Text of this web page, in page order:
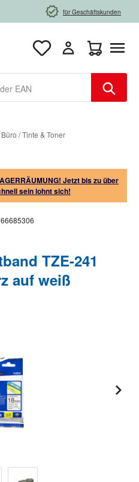
für Geschäftskunden
Büro / Tinte & Toner
Jetzt bis zu über
sein lohnt sich!
TZE-241
auf weiß